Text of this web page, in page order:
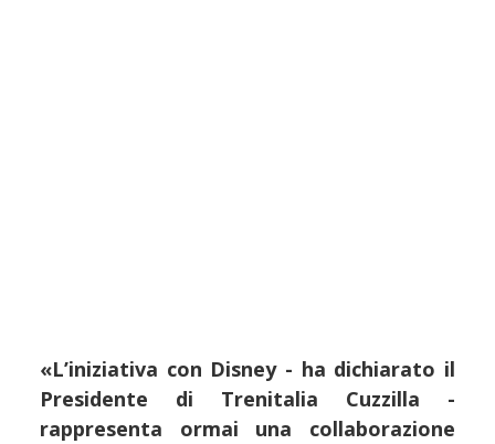
«L’iniziativa con Disney - ha dichiarato il
Presidente di Trenitalia Cuzzilla -
rappresenta ormai una collaborazione